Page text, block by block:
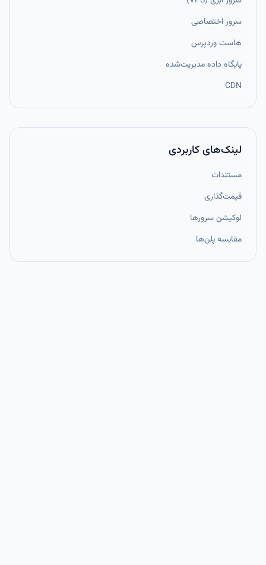
سرور اختصاصی
هاست وردپرس
پایگاه داده مدیریت‌شده
CDN
لینک‌های کاربردی
مستندات
قیمت‌گذاری
لوکیشن سرورها
مقایسه پلن‌ها